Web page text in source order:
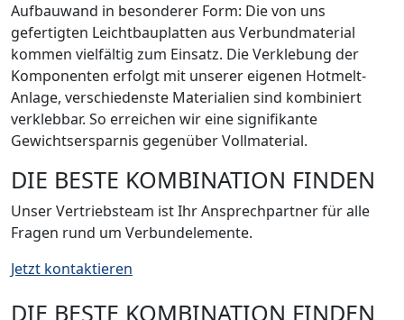
Aufbauwand in besonderer Form: Die von uns
gefertigten Leichtbauplatten aus Verbundmaterial
kommen vielfältig zum Einsatz. Die Verklebung der
Komponenten erfolgt mit unserer eigenen Hotmelt-
Anlage, verschiedenste Materialien sind kombiniert
verklebbar. So erreichen wir eine signifikante
Gewichtsersparnis gegenüber Vollmaterial.
DIE BESTE KOMBINATION FINDEN
Unser Vertriebsteam ist Ihr Ansprechpartner für alle
Fragen rund um Verbundelemente.
Jetzt kontaktieren
DIE BESTE KOMBINATION FINDEN